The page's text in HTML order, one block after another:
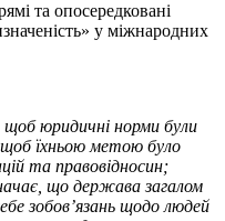
та опосередковані
у міжнародних
юридичні норми були
їхньою метою було
та правовідносин;
що держава загалом
зобов’язань щодо людей